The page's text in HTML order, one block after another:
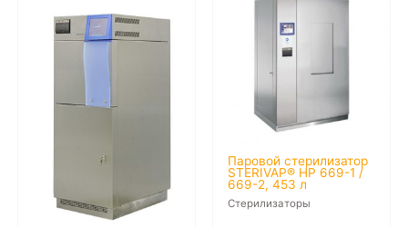
Паровой стерилизатор
STERIVAP® HP 669-1 /
669-2, 453 л
Стерилизаторы